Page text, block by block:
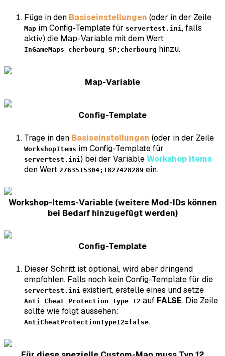
Füge in den Basiseinstellungen (oder in der Zeile
Map im Config-Template für servertest.ini , falls
aktiv) die Map-Variable mit dem Wert
InGameMaps_cherbourg_SP;cherbourg hinzu.
Map-Variable
Config-Template
Trage in den Basiseinstellungen (oder in der Zeile
WorkshopItems im Config-Template für
servertest.ini ) bei der VariableWorkshop Items
den Wert 2763515304;1827428289 ein.
Workshop-Items-Variable (weitere Mod-IDs können
bei Bedarf hinzugefügt werden)
Config-Template
Dieser Schritt ist optional, wird aber dringend
empfohlen. Falls noch kein Config-Template für die
servertest.ini existiert, erstelle eines und setze
Anti Cheat Protection Type 12 auf FALSE. Die Zeile
sollte wie folgt aussehen:
AntiCheatProtectionType12=false.